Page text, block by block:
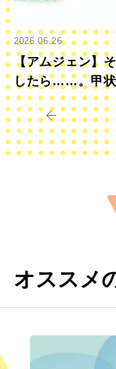
2026.06.26
【アムジェン】
したら……。甲状
すか？
オススメ